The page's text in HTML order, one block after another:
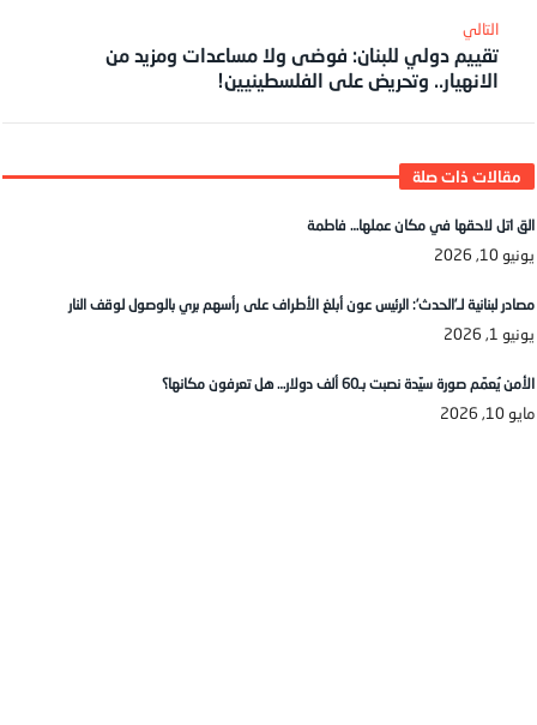
‎التالي
تقييم دولي للبنان: فوضى ولا مساعدات ومزيد من
الانهيار.. وتحريض على الفلسطينيين!
الق اتل لاحقها في مكان عملها… فاطمة
يونيو 10, 2026
مصادر لبنانية لـ’الحدث’: الرئيس عون أبلغ الأطراف على رأسهم بري بالوصول لوقف النار
يونيو 1, 2026
الأمن يُعمّم صورة سيّدة نصبت بـ60 ألف دولار… هل تعرفون مكانها؟
مايو 10, 2026